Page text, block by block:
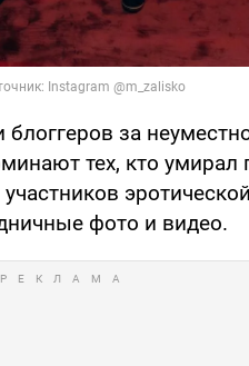
за
тех, кто умирал
фото и видео.